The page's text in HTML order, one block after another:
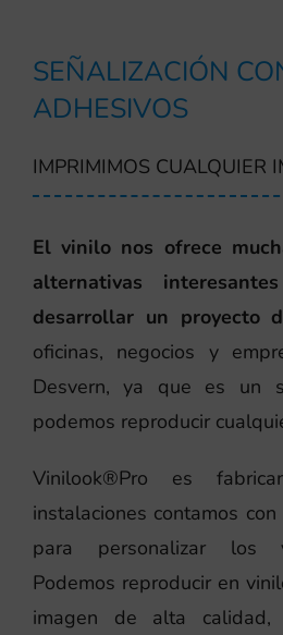
SEÑALIZACIÓN
ADHESIVOS
IMPRIMIMOS CUALQUIER
El vinilo nos ofrece
alternativas
desarrollar un proyecto
oficinas, negocios y
Desvern, ya que es un
podemos reproducir
Vinilook®Pro es
instalaciones contamos
para personalizar los
Podemos reproducir en
imagen de alta calidad,